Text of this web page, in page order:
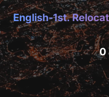
English-1st.
0